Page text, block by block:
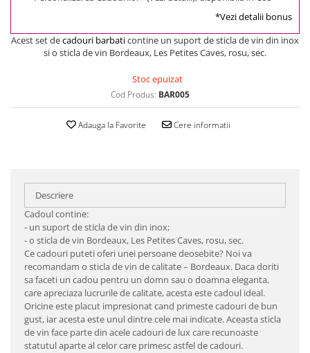
*Vezi detalii bonus
Acest set decadouri barbaticontine un suport de sticla de vin din inox
si o sticla de vin Bordeaux, Les Petites Caves, rosu, sec.
Stoc epuizat
Cod Produs: BAR005
Adauga la Favorite Cere informatii
Descriere
Cadoul contine:
- un suport de sticla de vin din inox;
- o sticla de vin Bordeaux, Les Petites Caves, rosu, sec.
Ce cadouri puteti oferi unei persoane deosebite? Noi va
recomandam o sticla de vin de calitate – Bordeaux. Daca doriti
sa faceti un cadou pentru un domn sau o doamna eleganta,
care apreciaza lucrurile de calitate, acesta este cadoul ideal.
Oricine este placut impresionat cand primeste cadouri de bun
gust, iar acesta este unul dintre cele mai indicate. Aceasta sticla
de vin face parte din acele cadouri de lux care recunoaste
statutul aparte al celor care primesc astfel de cadouri.